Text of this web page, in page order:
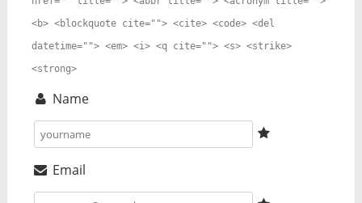
<b> <blockquote cite=""> <cite> <code> <del
datetime=""> <em> <i> <q cite=""> <s> <strike>
<strong>
Name
Email